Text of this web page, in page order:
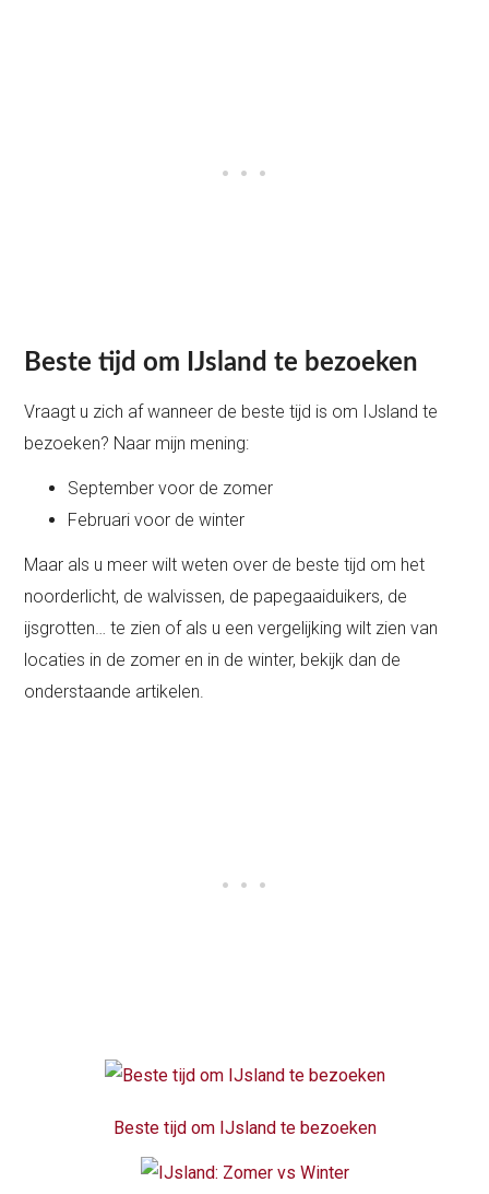
Beste tijd om IJsland te bezoeken
Vraagt u zich af wanneer de beste tijd is om IJsland te
bezoeken? Naar mijn mening:
September voor de zomer
Februari voor de winter
Maar als u meer wilt weten over de beste tijd om het
noorderlicht, de walvissen, de papegaaiduikers, de
ijsgrotten… te zien of als u een vergelijking wilt zien van
locaties in de zomer en in de winter, bekijk dan de
onderstaande artikelen.
Beste tijd om IJsland te bezoeken